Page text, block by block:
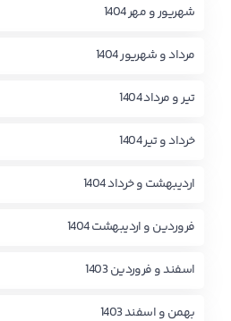
شهریور و مهر 1404
مرداد و شهریور 1404
تیر و مرداد 1404
خرداد و تیر 1404
اردیبهشت و خرداد 1404
فروردین و اردیبهشت 1404
اسفند و فروردین 1403
بهمن و اسفند 1403